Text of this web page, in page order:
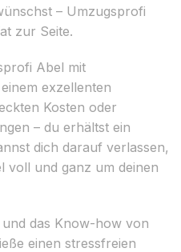
– Umzugsprofi
zur Seite.
Abel mit
exzellenten
Kosten oder
– du erhältst ein
dich darauf verlassen,
voll und ganz um deinen
das Know-how von
einen stressfreien